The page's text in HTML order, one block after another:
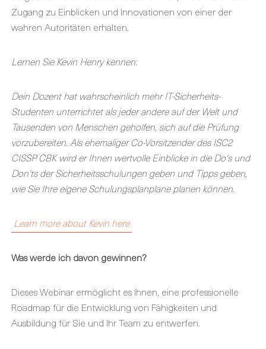
Zugang zu Einblicken und Innovationen von einer der
wahren Autoritäten erhalten.
Lernen Sie Kevin Henry kennen:
Dein Dozent hat wahrscheinlich mehr IT-Sicherheits-
Studenten unterrichtet als jeder andere auf der Welt und
Tausenden von Menschen geholfen, sich auf die Prüfung
vorzubereiten. Als ehemaliger Co-Vorsitzender des ISC2
CISSP CBK wird er Ihnen wertvolle Einblicke in die Do's und
Don'ts der Sicherheitsschulungen geben und Tipps geben,
wie Sie Ihre eigene Schulungsplanplane planen können.
Learn more about Kevin here
Was werde ich davon gewinnen?
Dieses Webinar ermöglicht es Ihnen, eine professionelle
Roadmap für die Entwicklung von Fähigkeiten und
Ausbildung für Sie und Ihr Team zu entwerfen.